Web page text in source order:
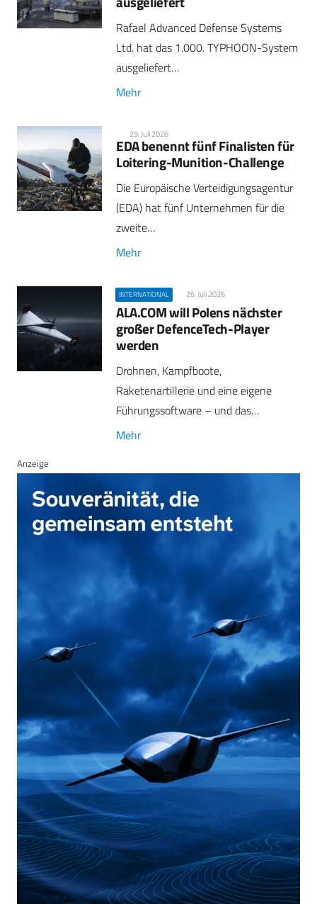
Rafael Advanced Defense Systems
Ltd. hat das 1.000. TYPHOON-System
ausgeliefert…
Mehr
29. Juli 2026
EDA benennt fünf Finalisten für
Loitering-Munition-Challenge
Die Europäische Verteidigungsagentur
(EDA) hat fünf Unternehmen für die
zweite…
Mehr
INTERNATIONAL 26. Juli 2026
ALA.COM will Polens nächster
großer DefenceTech-Player
werden
Drohnen, Kampfboote,
Raketenartillerie und eine eigene
Führungssoftware – und das…
Mehr
Anzeige